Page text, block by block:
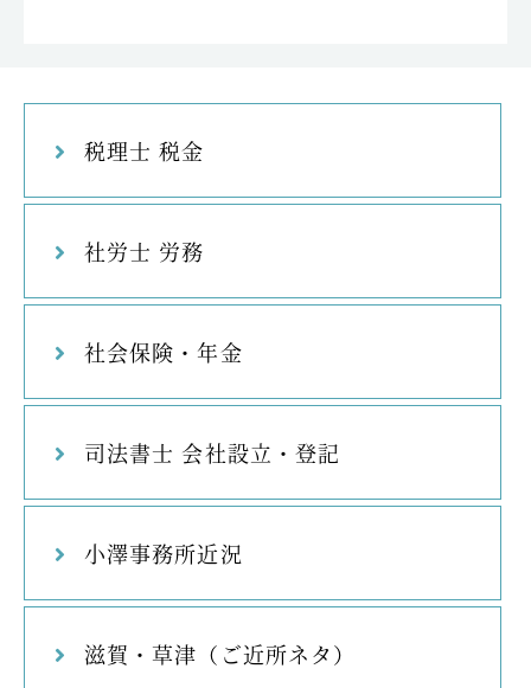
税理士 税金
社労士 労務
社会保険・年金
司法書士 会社設立・登記
小澤事務所近況
滋賀・草津（ご近所ネタ）